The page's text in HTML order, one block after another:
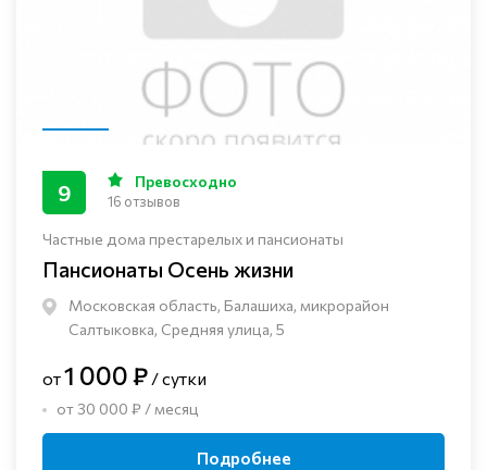
Частные дома престарелых и пансионаты
Пансионаты Осень жизни
Московская область, Балашиха, микрорайон
Салтыковка, Средняя улица, 5
9 Превосходно
16 отзывов
от1 000 ₽ / сутки
от 30 000 ₽ / месяц
Подробнее